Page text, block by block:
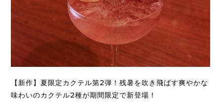
【新作】夏限定カクテル第2弾！残暑を吹き飛ばす爽やかな
味わいのカクテル2種が期間限定で新登場！